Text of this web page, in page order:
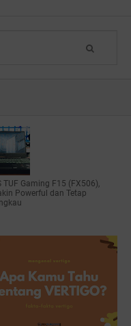
TUF Gaming F15 (FX506),
Powerful dan Tetap